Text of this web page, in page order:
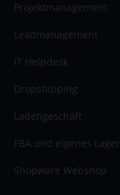
Projektmanagement
Leadmanagement
IT Helpdesk
Dropshipping
Ladengeschäft
FBA und eigenes Lager
Shopware Webshop